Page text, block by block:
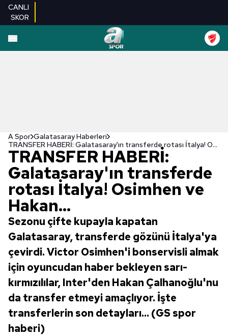
CANLI
SKOR
A Spor Galatasaray Haberleri
TRANSFER HABERİ: Galatasaray'ın transferde rotası İtalya! Osimhen ve Hakan...
TRANSFER HABERİ:
Galatasaray'ın transferde
rotası İtalya! Osimhen ve
Hakan...
Sezonu çifte kupayla kapatan
Galatasaray, transferde gözünü İtalya'ya
çevirdi. Victor Osimhen'i bonservisli almak
için oyuncudan haber bekleyen sarı-
kırmızılılar, Inter'den Hakan Çalhanoğlu'nu
da transfer etmeyi amaçlıyor. İşte
transferlerin son detayları... (GS spor
haberi)